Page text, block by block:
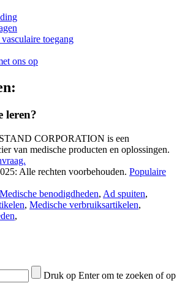
toegang
ons op
leren?
CORPORATION is een
van medische producten en oplossingen.
Alle rechten voorbehouden. Populaire
Medische benodigdheden, Ad spuiten,
, Medische verbruiksartikelen,
,
Druk op Enter om te zoeken of op